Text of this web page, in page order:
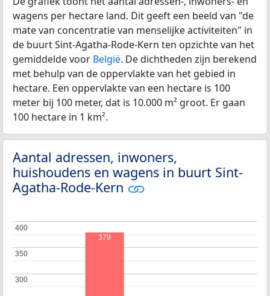
wagens per hectare land. Dit geeft een beeld van "de
mate van concentratie van menselijke activiteiten" in
de buurt Sint-Agatha-Rode-Kern ten opzichte van het
gemiddelde voor België. De dichtheden zijn berekend
met behulp van de oppervlakte van het gebied in
hectare. Een oppervlakte van een hectare is 100
meter bij 100 meter, dat is 10.000 m² groot. Er gaan
100 hectare in 1 km².
Aantal adressen, inwoners,
huishoudens en wagens in buurt Sint-
Agatha-Rode-Kern
300
300
350
350
400
400
379